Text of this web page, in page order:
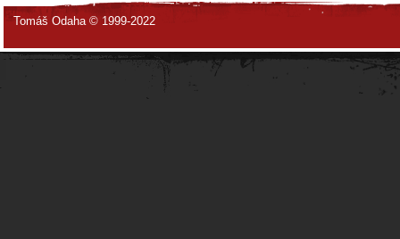
Tomáš Odaha © 1999-2022